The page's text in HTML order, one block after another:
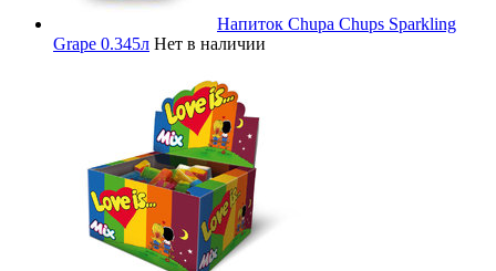
Напиток Chupa Chups Sparkling
Grape 0.345л Нет в наличии